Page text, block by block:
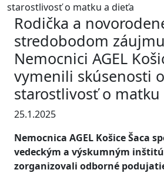
starostlivosť o matku a dieťa
Rodička a
stredobodom
Nemocnici AGEL
vymenili skúsenosti
starostlivosť o matku
25.1.2025
Nemocnica AGEL Košice Šaca
vedeckým a výskumným
zorganizovali odborné